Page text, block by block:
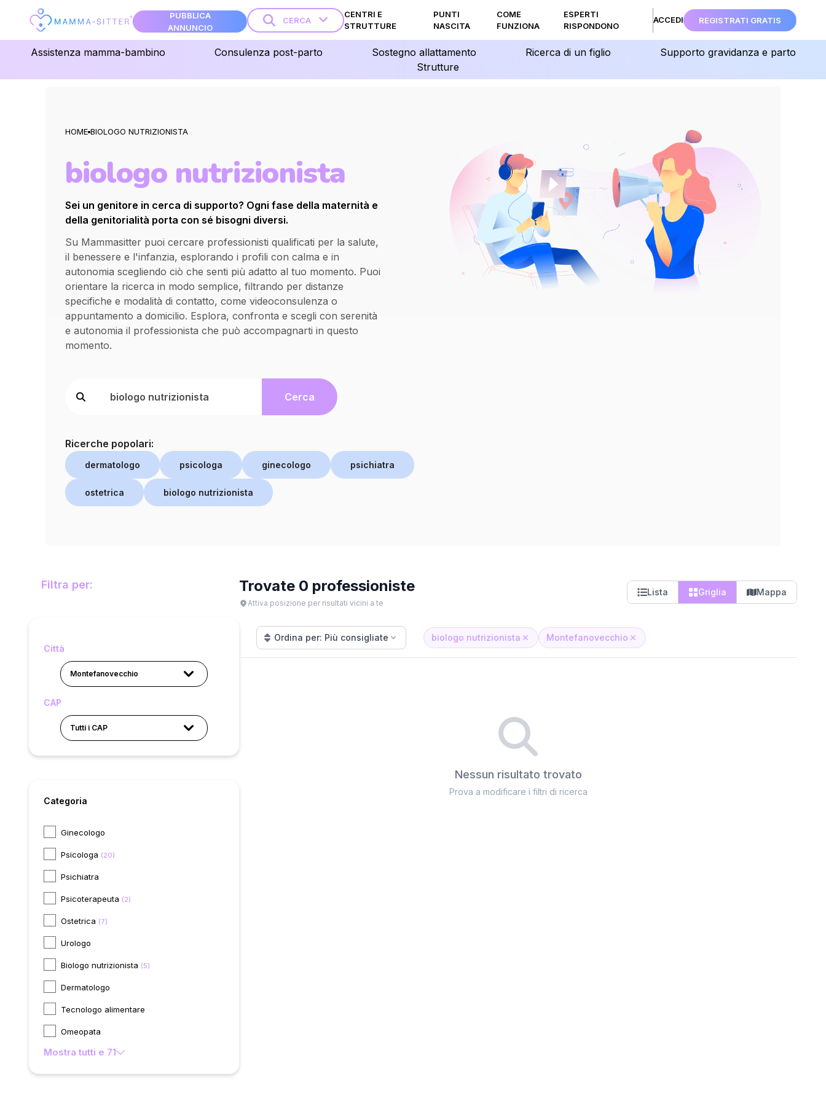
PUBBLICA
ANNUNCIO
CERCA
CENTRI E
STRUTTURE
PUNTI
NASCITA
COME
FUNZIONA
ESPERTI
RISPONDONO
ACCEDI REGISTRATI GRATIS
Assistenza mamma-bambino Consulenza post-parto Sostegno allattamento Ricerca di un figlio
Supporto gravidanza e parto
Strutture
HOME BIOLOGO NUTRIZIONISTA
biologo nutrizionista
Sei un genitore in cerca di supporto? Ogni fase della maternità e
della genitorialità porta con sé bisogni diversi.
Su Mammasitter puoi cercare professionisti qualificati per la salute,
il benessere e l'infanzia, esplorando i profili con calma e in
autonomia scegliendo ciò che senti più adatto al tuo momento. Puoi
orientare la ricerca in modo semplice, filtrando per distanze
specifiche e modalità di contatto, come videoconsulenza o
appuntamento a domicilio. Esplora, confronta e scegli con serenità
e autonomia il professionista che può accompagnarti in questo
momento.
Cerca
Ricerche popolari:
dermatologo psicologa ginecologo psichiatra
ostetrica biologo nutrizionista
Filtra per:
Città
Montefanovecchio
CAP
Tutti i CAP
Categoria
Ginecologo
Psicologa (20)
Psichiatra
Psicoterapeuta (2)
Ostetrica (7)
Urologo
Biologo nutrizionista (5)
Dermatologo
Tecnologo alimentare
Omeopata
Mostra tutti e 71
Trovate 0 professioniste
Attiva posizione per risultati vicini a te
Lista Griglia Mappa
Ordina per: Più consigliate biologo nutrizionista Montefanovecchio
Nessun risultato trovato
Prova a modificare i filtri di ricerca